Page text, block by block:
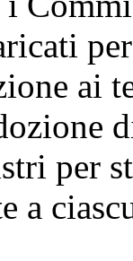
ai
per
a